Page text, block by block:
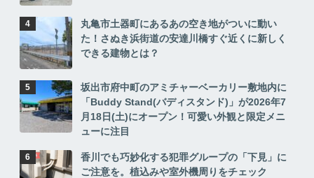
丸亀市土器町にあるあの空き地がついに動い
た！さぬき浜街道の安達川橋すぐ近くに新しく
できる建物とは？
坂出市府中町のアミチャーベーカリー敷地内に
「Buddy Stand(バディスタンド)」が2026年7
月18日(土)にオープン！可愛い外観と限定メニ
ューに注目
香川でも巧妙化する犯罪グループの「下見」に
ご注意を。植込みや室外機周りをチェック